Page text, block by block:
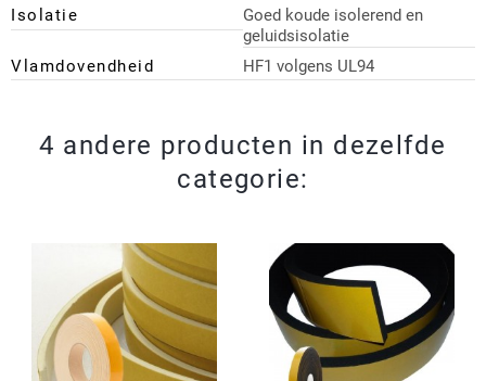
Isolatie
Goed koude isolerend en
geluidsisolatie
Vlamdovendheid
HF1 volgens UL94
4 andere producten in dezelfde
categorie: